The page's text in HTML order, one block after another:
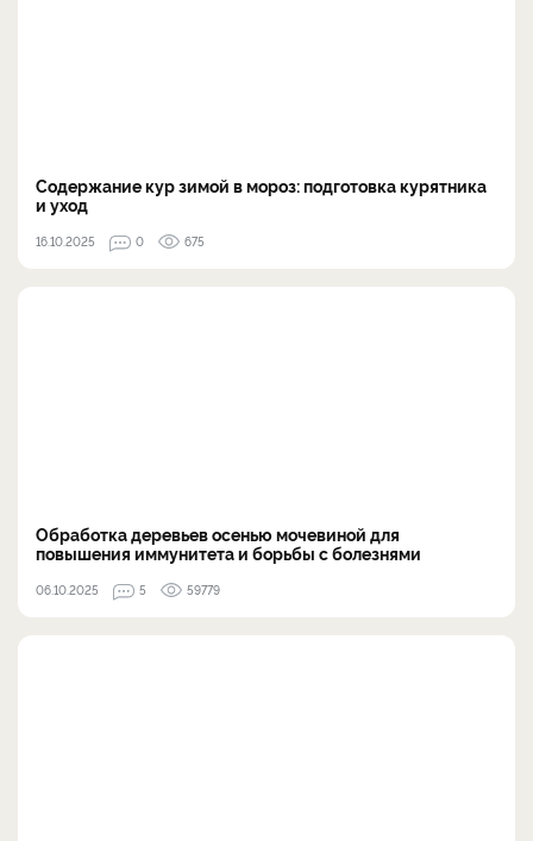
Содержание кур зимой в мороз: подготовка курятника
и уход
16.10.2025 0 675
Обработка деревьев осенью мочевиной для
повышения иммунитета и борьбы с болезнями
06.10.2025 5 59779